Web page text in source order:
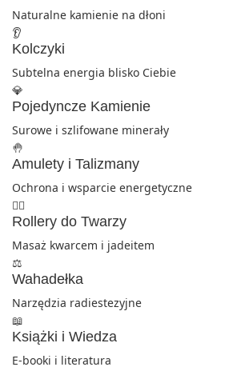
Naturalne kamienie na dłoni
👂
Kolczyki
Subtelna energia blisko Ciebie
💎
Pojedyncze Kamienie
Surowe i szlifowane minerały
🤚
Amulety i Talizmany
Ochrona i wsparcie energetyczne
💆‍♀️
Rollery do Twarzy
Masaż kwarcem i jadeitem
⚖️
Wahadełka
Narzędzia radiestezyjne
📖
Książki i Wiedza
E-booki i literatura